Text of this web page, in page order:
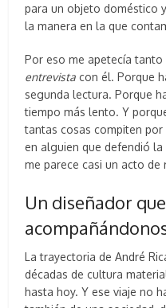
para un objeto doméstico
la manera en la que
Por eso me apetecía
entrevista con él. Porque
segunda lectura. Porque
tiempo más lento. Y
tantas cosas compiten
en alguien que defendió
me parece casi un acto de
Un diseñador
La trayectoria de André
décadas de cultura
hasta hoy. Y ese viaje no